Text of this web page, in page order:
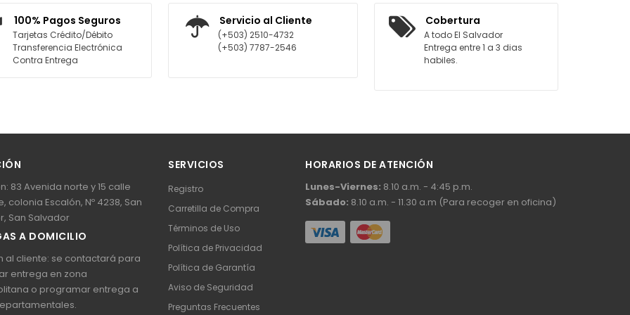
100% Pagos Seguros
Tarjetas Crédito/Débito
Transferencia Electrónica
Contra Entrega
Servicio al Cliente
(+503) 2510-4732
(+503) 7787-2546
Cobertura
A todo El Salvador
Entrega entre 1 a 3 dias
habiles.
83 Avenida norte y 15 calle
colonia Escalón, Nº 4238, San
San Salvador
A DOMICILIO
al cliente: se contactará para
entrega en zona
o programar entrega a
SERVICIOS
Registro
Carretilla de Compra
Términos de Uso
Política de Privacidad
Política de Garantía
Aviso de Seguridad
Preguntas Frecuentes
HORARIOS DE ATENCIÓN
Lunes-Viernes: 8.10 a.m. - 4:45 p.m.
Sábado: 8.10 a.m. - 11.30 a.m (Para recoger en oficina)